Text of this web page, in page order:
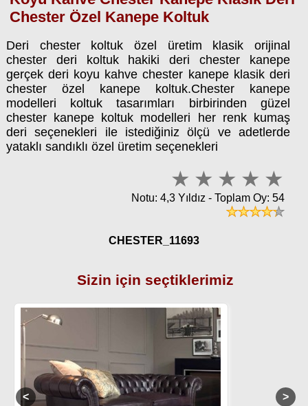
Chester Özel Kanepe Koltuk
Deri chester koltuk özel üretim klasik orijinal
chester deri koltuk hakiki deri chester kanepe
gerçek deri koyu kahve chester kanepe klasik deri
chester özel kanepe koltuk.Chester kanepe
modelleri koltuk tasarımları birbirinden güzel
chester kanepe koltuk modelleri her renk kumaş
deri seçenekleri ile istediğiniz ölçü ve adetlerde
yataklı sandıklı özel üretim seçenekleri
Notu: 4,3 Yıldız - Toplam Oy: 54
CHESTER_11693
Sizin için seçtiklerimiz